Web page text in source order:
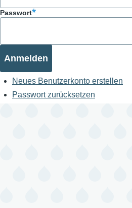
Passwort
Neues Benutzerkonto erstellen
Passwort zurücksetzen